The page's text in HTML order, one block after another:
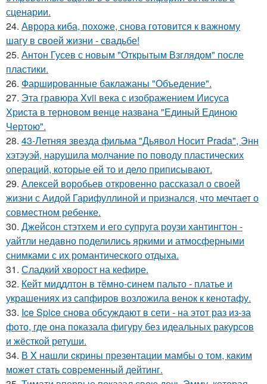
сценарии.
24. Аврора киба, похоже, снова готовится к важному
шагу в своей жизни - свадьбе!
25. Антон Гусев с новым "Открытым Взглядом" после
пластики.
26. Фаршированные баклажаны "Объедение".
27. Эта гравюра Xvii века с изображением Иисуса
Христа в терновом венце названа "Единый Единою
Чертою".
28. 43-Летняя звезда фильма "Дьявол Носит Prada", Энн
хэтэуэй, нарушила молчание по поводу пластических
операций, которые ей то и дело приписывают.
29. Алексей воробьев откровенно рассказал о своей
жизни с Аидой Гарифуллиной и признался, что мечтает о
совместном ребенке.
30. Джейсон стэтхем и его супруга роузи хантингтон -
уайтли недавно поделились яркими и атмосферными
снимками с их романтического отдыха.
31. Сладкий хворост на кефире.
32. Кейт миддлтон в тёмно-синем пальто - платье и
украшениях из сапфиров возложила венок к кенотафу.
33. Ice Spice снова обсуждают в сети - на этот раз из-за
фото, где она показала фигуру без идеальных ракурсов
и жёсткой ретуши.
34. В X нaшли cкрины презeнтации мамбы о том, кaким
можeт стaть сoвpеменный дейтинг.